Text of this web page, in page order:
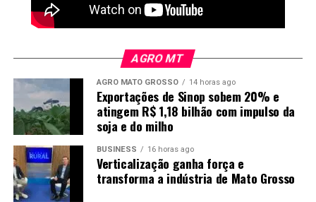
Foto: Mayke Toscano/Secom-MT
Logística pesa na competitividade
Nos subprodutos, a posição dezembro do farelo fechou
tonelada. No óleo, os contratos com vencimento em
dezembro fecharam a 67,88 centavos de dólar, com
ganho de 0,51 centavo ou 0,75%.
O postSoja: veja como ficaram as cotações no
fechamento de hoje
AGRO MT
AGRO MATO GROSSO 14 horas ago
Exportações de Sinop sobem 20% e
atingem R$ 1,18 bilhão com impulso da
soja e do milho
BUSINESS 16 horas ago
Verticalização ganha força e
transforma a indústria de Mato Grosso